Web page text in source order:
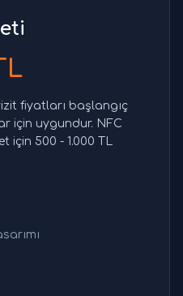
fiyatları başlangıç
için uygundur. NFC
için 500 - 1.000 TL